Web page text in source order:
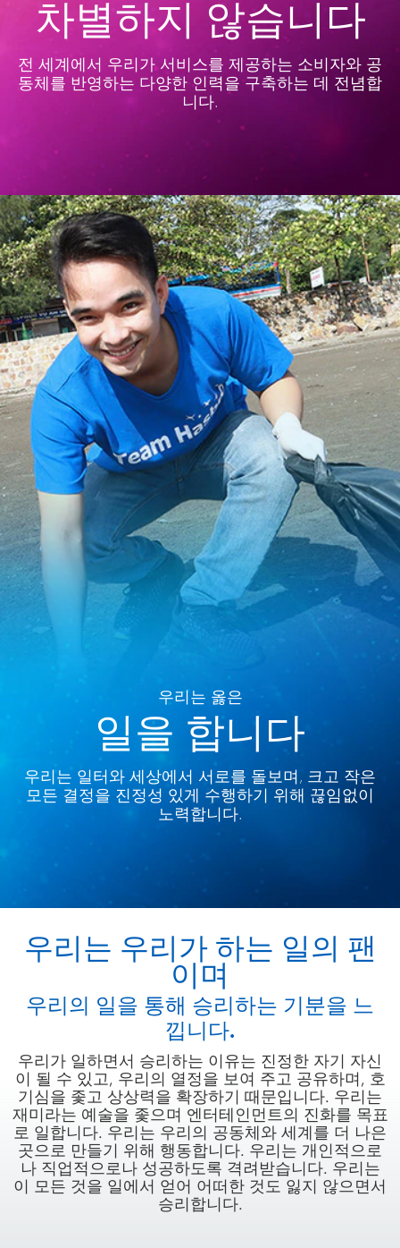
차별하지 않습니다
전 세계에서 우리가 서비스를 제공하는 소비자와 공
동체를 반영하는 다양한 인력을 구축하는 데 전념합
니다.
우리는 옳은
일을 합니다
우리는 일터와 세상에서 서로를 돌보며, 크고 작은
모든 결정을 진정성 있게 수행하기 위해 끊임없이
노력합니다.
우리는 우리가 하는 일의 팬
이며
우리의 일을 통해 승리하는 기분을 느
낍니다.
우리가 일하면서 승리하는 이유는 진정한 자기 자신
이 될 수 있고, 우리의 열정을 보여 주고 공유하며, 호
기심을 좇고 상상력을 확장하기 때문입니다. 우리는
재미라는 예술을 좇으며 엔터테인먼트의 진화를 목표
로 일합니다. 우리는 우리의 공동체와 세계를 더 나은
곳으로 만들기 위해 행동합니다. 우리는 개인적으로
나 직업적으로나 성공하도록 격려받습니다. 우리는
이 모든 것을 일에서 얻어 어떠한 것도 잃지 않으면서
승리합니다.